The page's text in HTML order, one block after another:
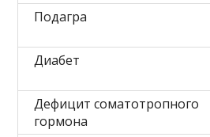
Подагра
Диабет
Дефицит соматотропного
гормона